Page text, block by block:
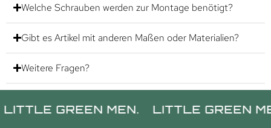
Welche Schrauben werden zur Montage benötigt?
Gibt es Artikel mit anderen Maßen oder Materialien?
Weitere Fragen?
GREEN MEN. LITTLE GREEN MEN.